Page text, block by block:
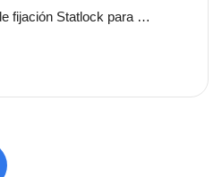
Sistema de fijación Statlock para sonda nasogástrica y sondas de alimentación enteral, tamaño pediátrico, libre de latex.